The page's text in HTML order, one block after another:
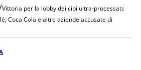
Vittoria per la lobby dei cibi ultra-processati:
Coca Cola e altre aziende accusate di